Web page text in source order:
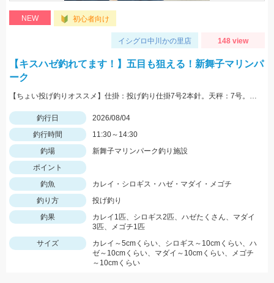
NEW 初心者向け
イシグロ中川かの里店 148 view
【キスハゼ釣れてます！】五目も狙える！新舞子マリンパ
ーク
【ちょい投げ釣りオススメ】仕掛：投げ釣り仕掛7号2本針。天秤：7号。エサ：石ゴカイorゴールドイソメ。誘い方：サビいて止めての繰り返し。
釣行日
2026/08/04
釣行時間
11:30～14:30
釣場
新舞子マリンパーク釣り施設
ポイント
釣魚
カレイ・シロギス・ハゼ・マダイ・メゴチ
釣り方
投げ釣り
釣果
カレイ1匹、シロギス2匹、ハゼたくさん、マダイ
3匹、メゴチ1匹
サイズ
カレイ～5cmくらい、シロギス～10cmくらい、ハ
ゼ～10cmくらい、マダイ～10cmくらい、メゴチ
～10cmくらい